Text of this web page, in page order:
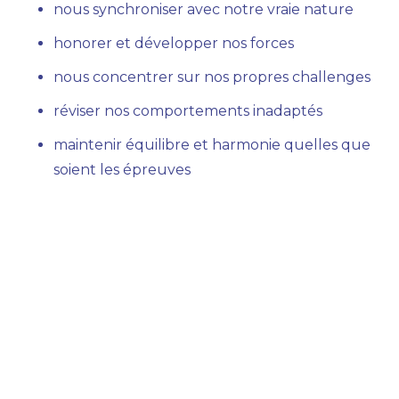
nous synchroniser avec notre vraie nature
honorer et développer nos forces
nous concentrer sur nos propres challenges
réviser nos comportements inadaptés
maintenir équilibre et harmonie quelles que
soient les épreuves